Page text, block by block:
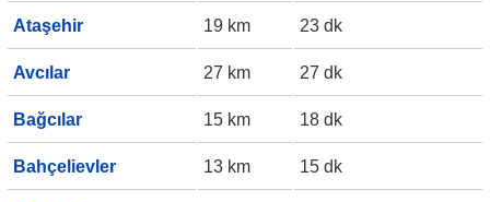
Ataşehir 19 km 23 dk
Avcılar 27 km 27 dk
Bağcılar 15 km 18 dk
Bahçelievler 13 km 15 dk